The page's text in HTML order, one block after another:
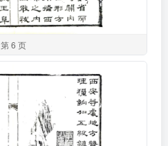
第 6 页